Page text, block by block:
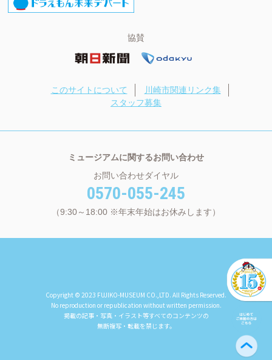
協賛
このサイトについて
川崎市関連リンク集
スタッフ募集
ミュージアムに関するお問い合わせ
お問い合わせダイヤル
0570-055-245
（9:30～18:00 ※年末年始はお休みします）
Copyright © 2023 FUJIKO-MUSEUM CO.,LTD. All Rights Reserved.
No reproduction or republication without written permission.
掲載の記事・写真・イラスト等すべてのコンテンツの
無断複写・転載を禁じます。